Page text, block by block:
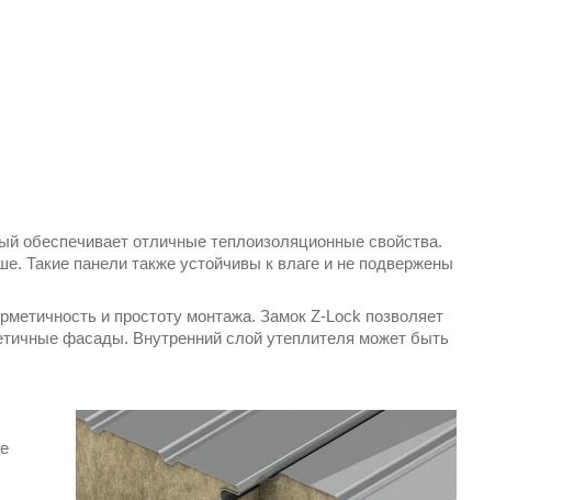
обеспечивает отличные теплоизоляционные свойства.
Такие панели также устойчивы к влаге и не подвержены
и простоту монтажа. Замок Z-Lock позволяет
фасады. Внутренний слой утеплителя может быть